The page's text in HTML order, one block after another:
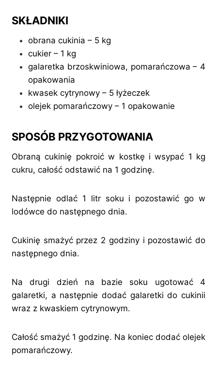
SKŁADNIKI
obrana cukinia – 5 kg
cukier – 1 kg
galaretka brzoskwiniowa, pomarańczowa – 4
opakowania
kwasek cytrynowy – 5 łyżeczek
olejek pomarańczowy – 1 opakowanie
SPOSÓB PRZYGOTOWANIA
Obraną cukinię pokroić w kostkę i wsypać 1 kg
cukru, całość odstawić na 1 godzinę.
Następnie odlać 1 litr soku i pozostawić go w
lodówce do następnego dnia.
Cukinię smażyć przez 2 godziny i pozostawić do
następnego dnia.
Na drugi dzień na bazie soku ugotować 4
galaretki, a następnie dodać galaretki do cukinii
wraz z kwaskiem cytrynowym.
Całość smażyć 1 godzinę. Na koniec dodać olejek
pomarańczowy.